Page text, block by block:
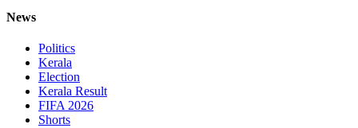
News
Politics
Kerala
Election
Kerala Result
FIFA 2026
Shorts